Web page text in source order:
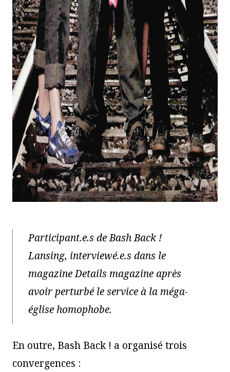
Participant.e.s de Bash Back !
Lansing, interviewé.e.s dans le
magazine Details magazine après
avoir perturbé le service à la méga-
église homophobe.
En outre, Bash Back ! a organisé trois
convergences :